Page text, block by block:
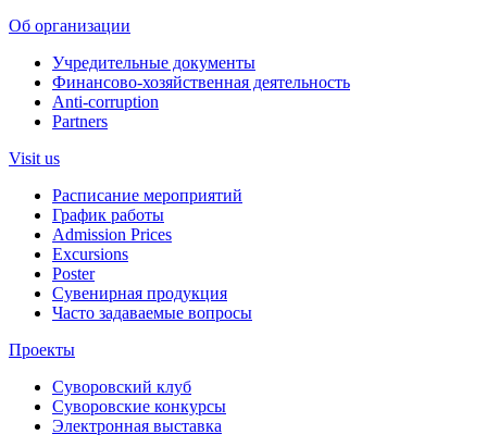
Об организации
Учредительные документы
Финансово-хозяйственная деятельность
Anti-corruption
Partners
Visit us
Расписание мероприятий
График работы
Admission Prices
Excursions
Poster
Сувенирная продукция
Часто задаваемые вопросы
Проекты
Суворовский клуб
Суворовские конкурсы
Электронная выставка